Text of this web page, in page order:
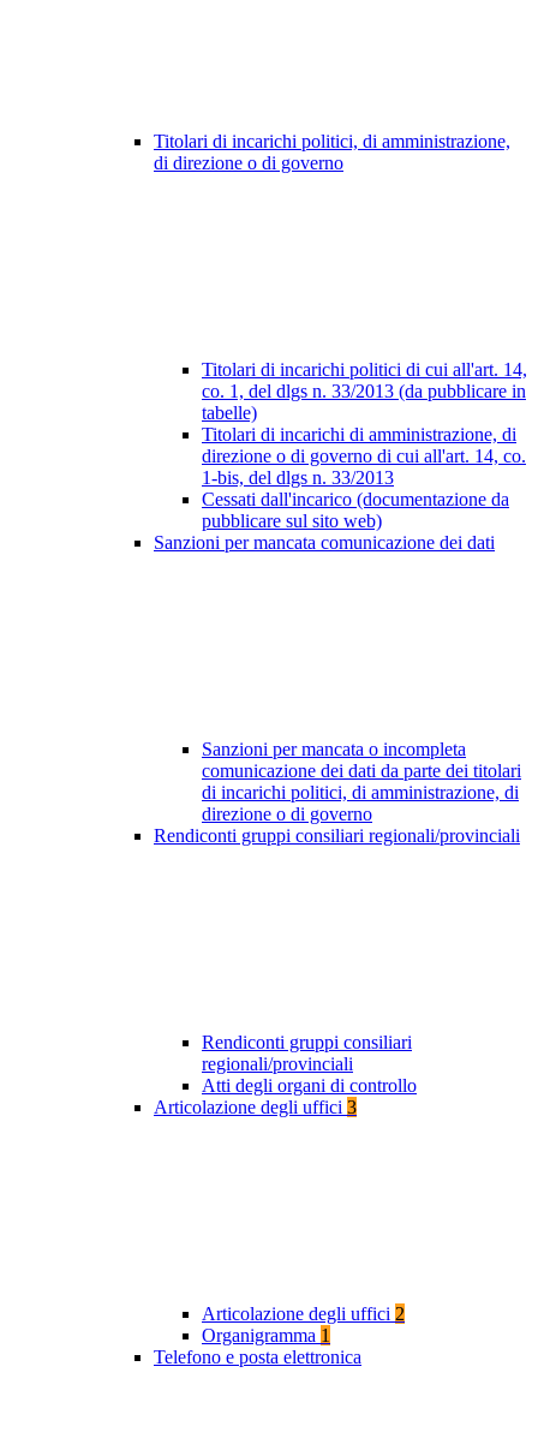
Titolari di incarichi politici, di amministrazione,
di direzione o di governo
Titolari di incarichi politici di cui all'art. 14,
co. 1, del dlgs n. 33/2013 (da pubblicare in
tabelle)
Titolari di incarichi di amministrazione, di
direzione o di governo di cui all'art. 14, co.
1-bis, del dlgs n. 33/2013
Cessati dall'incarico (documentazione da
pubblicare sul sito web)
Sanzioni per mancata comunicazione dei dati
Sanzioni per mancata o incompleta
comunicazione dei dati da parte dei titolari
di incarichi politici, di amministrazione, di
direzione o di governo
Rendiconti gruppi consiliari regionali/provinciali
Rendiconti gruppi consiliari
regionali/provinciali
Atti degli organi di controllo
Articolazione degli uffici 3
Articolazione degli uffici 2
Organigramma 1
Telefono e posta elettronica